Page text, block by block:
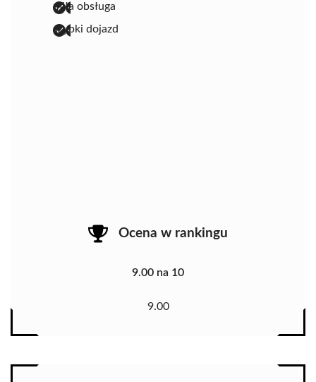
miła obsługa
szybki dojazd
Ocena w rankingu
9.00 na 10
9.00